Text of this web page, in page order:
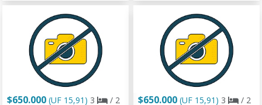
$650.000 (UF 15,91) 3 / 2 $650.000 (UF 15,91) 3 / 2